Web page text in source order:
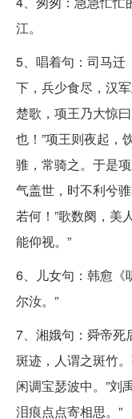
江。
5、唱着句：司马迁
下，兵少食尽，汉
楚歌，项王乃大惊
也！”项王则夜起，
骓，常骑之。于是
气盖世，时不利兮
若何！”歌数阕，美
能仰视。”
6、儿女句：韩愈《
尔汝。”
7、湘娥句：舜帝死
斑迹，人谓之斑竹
闲调宝瑟波中。”刘
泪痕点点寄相思。”